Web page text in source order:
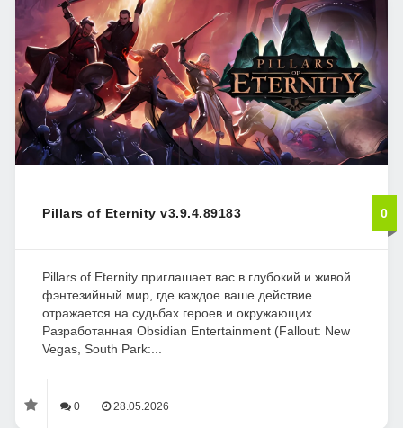
Pillars of Eternity v3.9.4.89183 0
Pillars of Eternity приглашает вас в глубокий и живой
фэнтезийный мир, где каждое ваше действие
отражается на судьбах героев и окружающих.
Разработанная Obsidian Entertainment (Fallout: New
Vegas, South Park:...
0 28.05.2026